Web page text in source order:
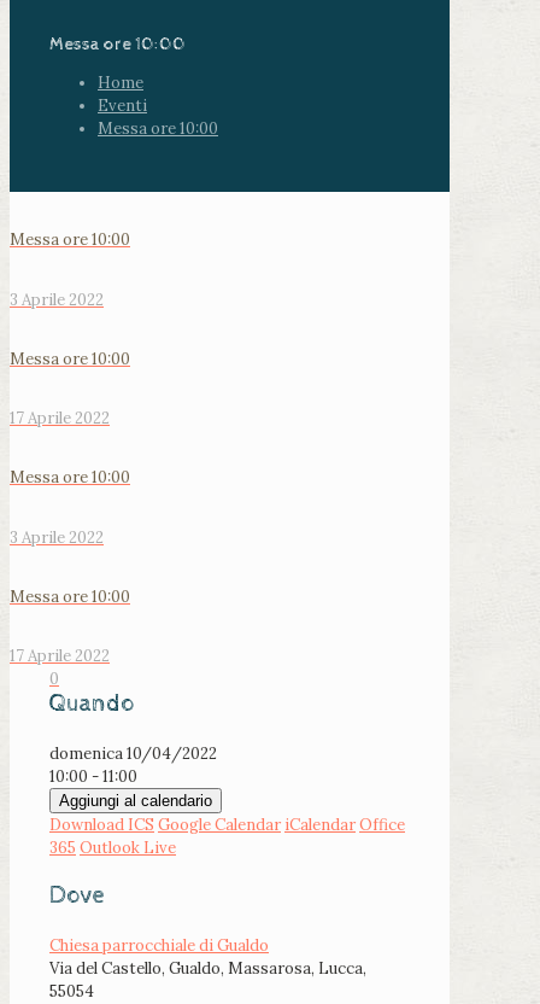
Messa ore 10:00
Home
Eventi
Messa ore 10:00
Messa ore 10:00
3 Aprile 2022
Messa ore 10:00
17 Aprile 2022
Messa ore 10:00
3 Aprile 2022
Messa ore 10:00
17 Aprile 2022
0
Quando
domenica 10/04/2022
10:00 - 11:00
Aggiungi al calendario
Download ICS Google Calendar iCalendarOffice
365 Outlook Live
Dove
Chiesa parrocchiale di Gualdo
Via del Castello, Gualdo, Massarosa, Lucca,
55054